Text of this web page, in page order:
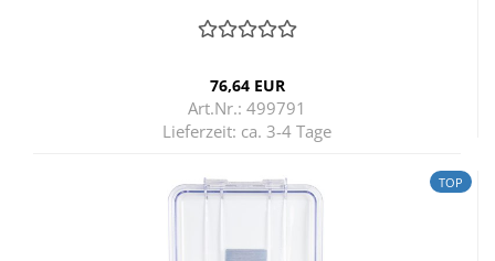
76,64 EUR
Art.Nr.: 499791
Lieferzeit: ca. 3-4 Tage
TOP